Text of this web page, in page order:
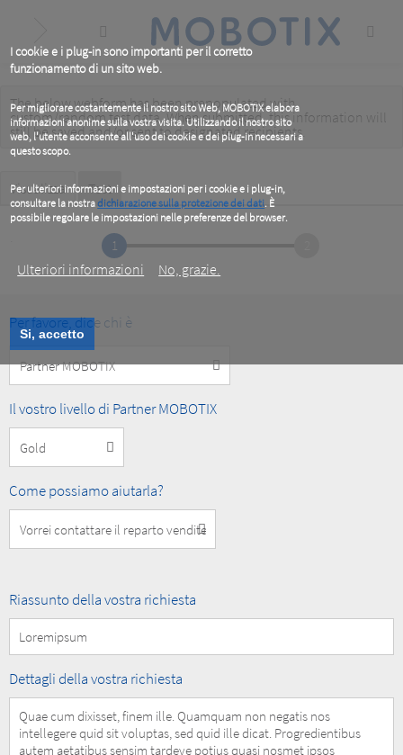
I cookie e i plug-in sono importanti per il corretto
funzionamento di un sito web.
Per migliorare costantemente il nostro sito Web, MOBOTIX elabora
informazioni anonime sulla vostra visita. Utilizzando il nostro sito
web, l'utente acconsente all'uso dei cookie e dei plug-in necessari a
questo scopo.
Per ulteriori informazioni e impostazioni per i cookie e i plug-in,
consultare la nostradichiarazione sulla protezione dei dati. È
possibile regolare le impostazioni nelle preferenze del browser.
Ulteriori informazioni
No, grazie.
Si, accetto
content
Warning
message
The below webform has been prepopulated with
custom/random test data. When submitted, this information will
still be savedand/orsent to designated recipients.
Primary
tabs
Visualizza Test(active
tab)
1
Per favore, dice chi è
Customer
Type
MOBOTIX
Il vostro livello di Partner MOBOTIX
How
help
you?
Come possiamo aiutarla?
Summary
Request
Riassunto della vostra richiesta
Details
Request
Dettagli della vostra richiesta